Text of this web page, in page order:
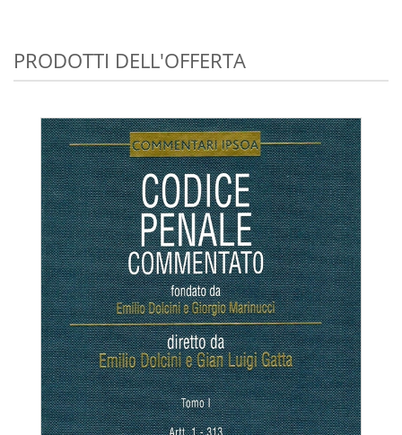
PRODOTTI DELL'OFFERTA